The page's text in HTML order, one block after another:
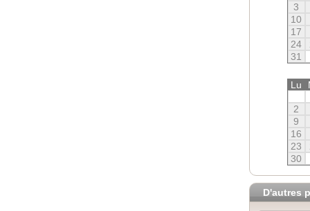
3
10
17
24
31
Lu
2
9
16
23
30
D'autres